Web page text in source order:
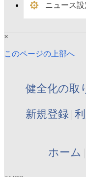
ニュース設
×
このページの上部へ
健全化の取
新規登録
ホーム